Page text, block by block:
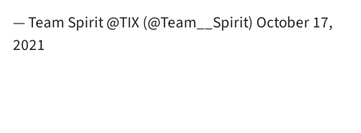
— Team Spirit @TIX (@Team__Spirit) October 17,
2021